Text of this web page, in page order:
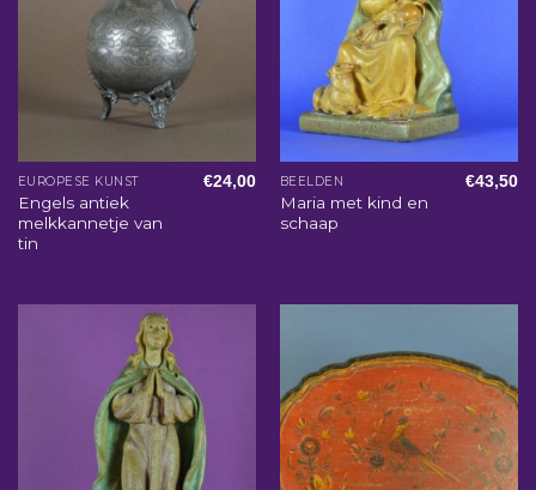
EUROPESE KUNST
Engels antiek
melkkannetje van
tin
€24,00 BEELDEN
Maria met kind en
schaap
€43,50